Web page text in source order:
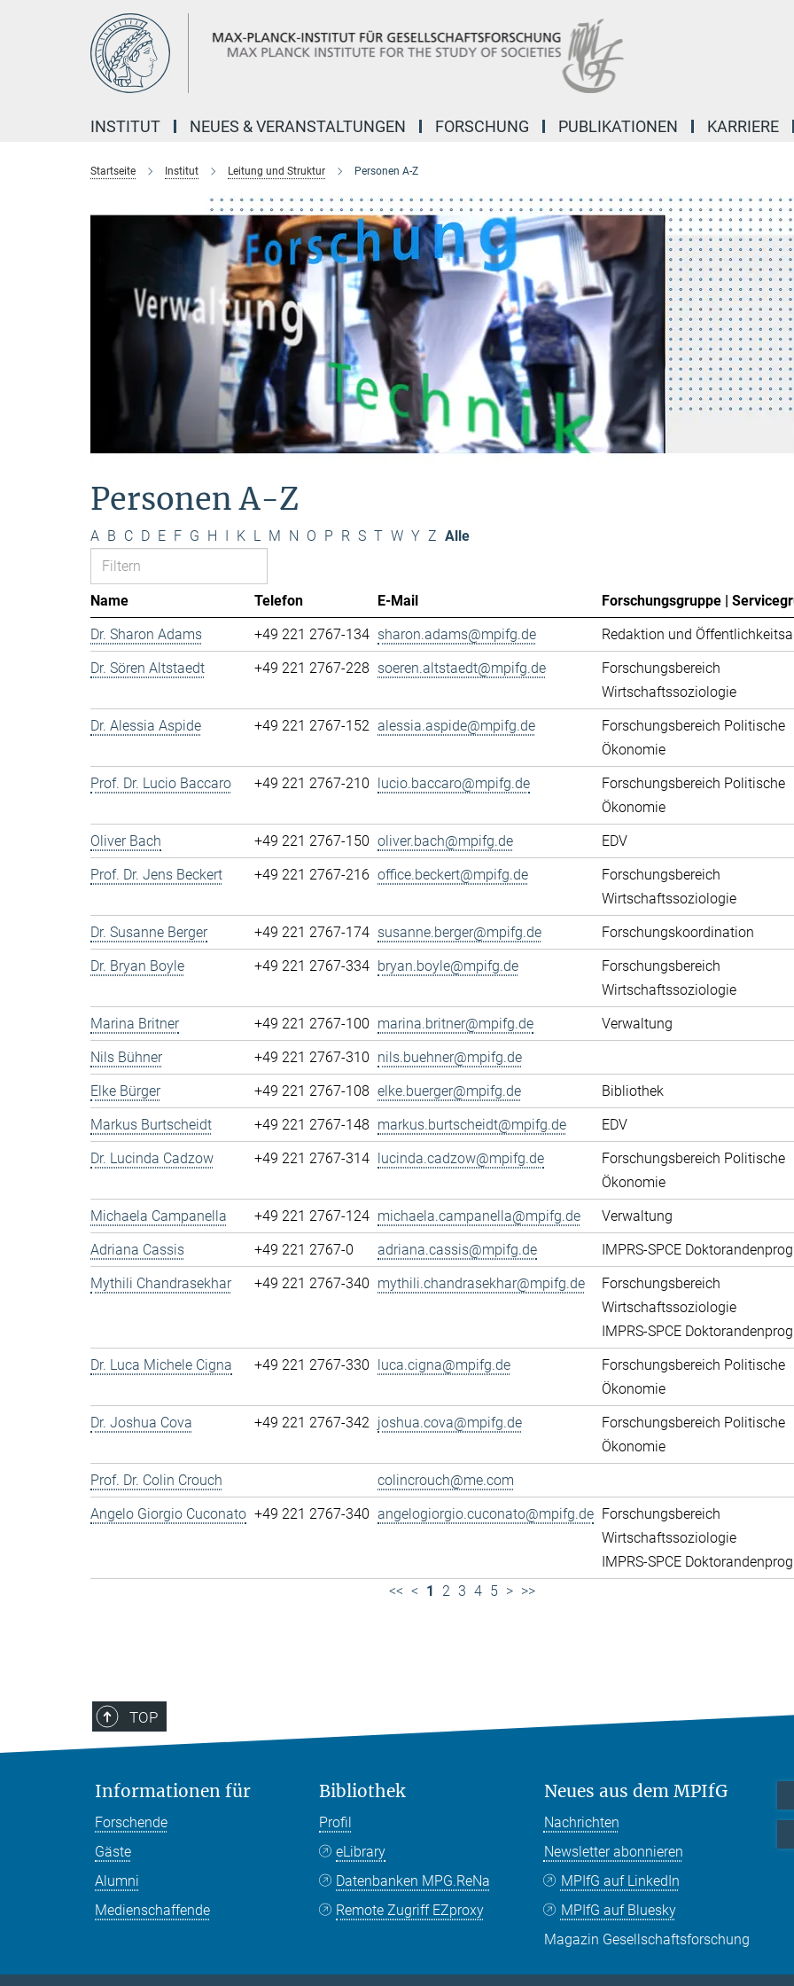
INSTITUT NEUES & VERANSTALTUNGEN FORSCHUNG PUBLIKATIONEN KARRIERE
Startseite Institut Leitung und Struktur Personen A-Z
Personen A-Z
A B C D E F G H I K L M N O P R S T W Y Z Alle
Name Telefon E-Mail
Forschungsgruppe |
Dr. Sharon Adams
+49 221 2767-134 sharon.adams@mpifg.de
Redaktion und
Dr. Sören Altstaedt
+49 221 2767-228 soeren.altstaedt@mpifg.de
Forschungsbereich
Wirtschaftssoziologie
Dr. Alessia Aspide
+49 221 2767-152 alessia.aspide@mpifg.de
Forschungsbereich Politische
Ökonomie
Prof. Dr. Lucio Baccaro
+49 221 2767-210 lucio.baccaro@mpifg.de
Forschungsbereich Politische
Ökonomie
Oliver Bach
+49 221 2767-150 oliver.bach@mpifg.de
EDV
Prof. Dr. Jens Beckert
+49 221 2767-216 office.beckert@mpifg.de
Forschungsbereich
Wirtschaftssoziologie
Dr. Susanne Berger
+49 221 2767-174 susanne.berger@mpifg.de
Forschungskoordination
Dr. Bryan Boyle
+49 221 2767-334 bryan.boyle@mpifg.de
Forschungsbereich
Wirtschaftssoziologie
Marina Britner
+49 221 2767-100 marina.britner@mpifg.de
Verwaltung
Nils Bühner
+49 221 2767-310 nils.buehner@mpifg.de
Elke Bürger
+49 221 2767-108 elke.buerger@mpifg.de
Bibliothek
Markus Burtscheidt
+49 221 2767-148 markus.burtscheidt@mpifg.de
EDV
Dr. Lucinda Cadzow
+49 221 2767-314 lucinda.cadzow@mpifg.de
Forschungsbereich Politische
Ökonomie
Michaela Campanella
+49 221 2767-124 michaela.campanella@mpifg.de
Verwaltung
Adriana Cassis
+49 221 2767-0 adriana.cassis@mpifg.de
IMPRS-SPCE
Mythili Chandrasekhar
+49 221 2767-340 mythili.chandrasekhar@mpifg.de
Forschungsbereich
Wirtschaftssoziologie
IMPRS-SPCE
Dr. Luca Michele Cigna
+49 221 2767-330 luca.cigna@mpifg.de
Forschungsbereich Politische
Ökonomie
Dr. Joshua Cova
+49 221 2767-342 joshua.cova@mpifg.de
Forschungsbereich Politische
Ökonomie
Prof. Dr. Colin Crouch
colincrouch@me.com
Angelo Giorgio Cuconato +49 221 2767-340 angelogiorgio.cuconato@mpifg.de Forschungsbereich
Wirtschaftssoziologie
IMPRS-SPCE
<< < 1 2 3 4 5 > >>
TOP
Informationen für
Forschende
Gäste
Alumni
Medienschaffende
Bibliothek
Profil
eLibrary
Datenbanken MPG.ReNa
Remote Zugriff EZproxy
Neues aus dem MPIfG
Nachrichten
Newsletter abonnieren
MPIfG auf LinkedIn
MPIfG auf Bluesky
Magazin Gesellschaftsforschung